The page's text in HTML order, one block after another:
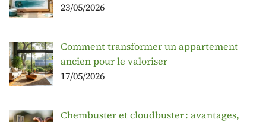
23/05/2026
Comment transformer un appartement
ancien pour le valoriser
17/05/2026
Chembuster et cloudbuster : avantages,